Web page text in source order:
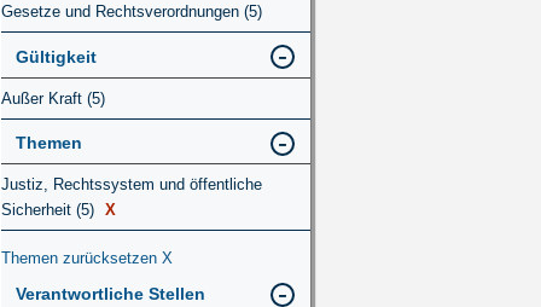
Gesetze und Rechtsverordnungen (5)
Gültigkeit
Außer Kraft (5)
Themen
Justiz, Rechtssystem und öffentliche
Sicherheit (5) X
Themen zurücksetzen X
Verantwortliche Stellen